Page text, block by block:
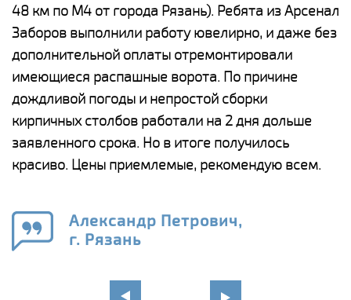
48 км по М4 от города Рязань). Ребята из Арсенал
Заборов выполнили работу ювелирно, и даже без
дополнительной оплаты отремонтировали
имеющиеся распашные ворота. По причине
дождливой погоды и непростой сборки
кирпичных столбов работали на 2 дня дольше
заявленного срока. Но в итоге получилось
красиво. Цены приемлемые, рекомендую всем.
Александр Петрович,
г. Рязань